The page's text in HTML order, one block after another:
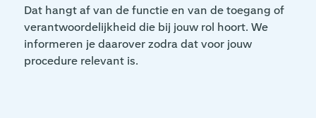
Dat hangt af van de functie en van de toegang of
verantwoordelijkheid die bij jouw rol hoort. We
informeren je daarover zodra dat voor jouw
procedure relevant is.